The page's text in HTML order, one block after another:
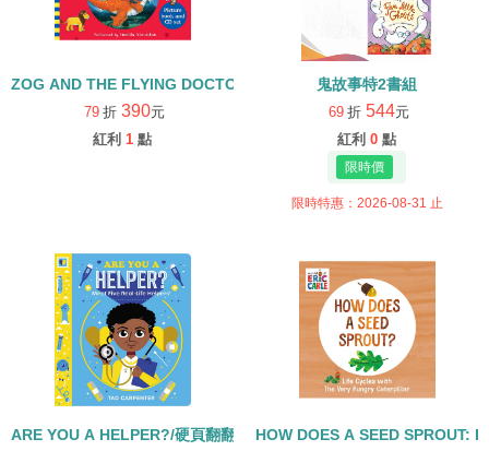
ZOG AND THE FLYING DOCTORS/英文繪本+CD
79 折 390元
紅利 1 點
鬼故事特2書組
69 折 544元
紅利 0 點
限時特惠：2026-08-31 止
ARE YOU A HELPER?/硬頁翻翻書 HOW DOES A SEED SPROUT: